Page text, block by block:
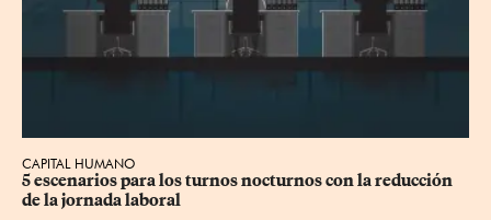
CAPITAL HUMANO
5 escenarios para los turnos nocturnos con la reducción
de la jornada laboral